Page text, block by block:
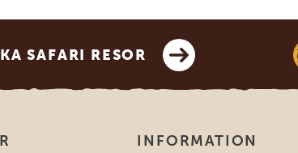
SAFARI RESOR
INFORMATION